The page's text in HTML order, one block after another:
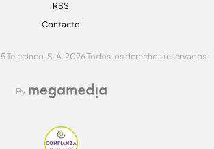
RSS
Contacto
S. A. 2026 Todos los derechos reservados
By